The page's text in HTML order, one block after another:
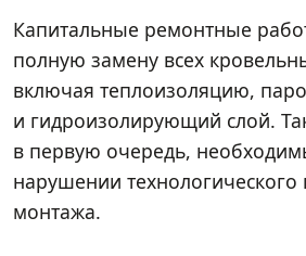
Капитальные ремонтные
полную замену всех
включая теплоизоляцию,
и гидроизолирующий слой.
в первую очередь,
нарушении технологического
монтажа.